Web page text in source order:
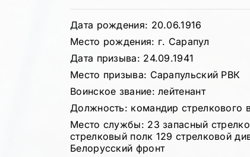
Дата рождения: 20.06.1916
Место рождения: г. Сарапул
Дата призыва: 24.09.1941
Место призыва: Сарапульский РВК
Воинское звание: лейтенант
Должность: командир стрелкового
Место службы: 23 запасный
стрелковый полк 129 стрелковой
Белорусский фронт